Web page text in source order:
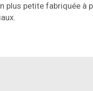
plus petite fabriquée à